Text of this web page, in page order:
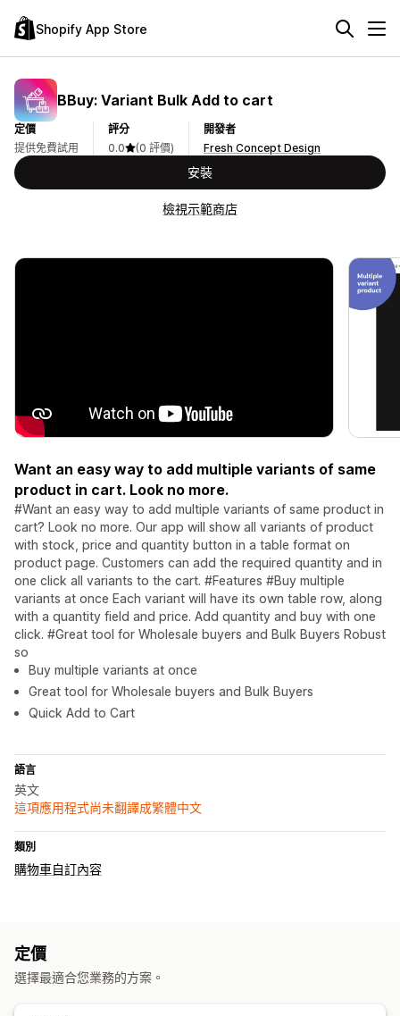
Shopify App Store
BBuy: Variant Bulk Add to cart
定價
提供免費試用
評分
0.0
(0 評價)
開發者
Fresh Concept Design
安裝
檢視示範商店
Want an easy way to add multiple variants of same
product in cart. Look no more.
#Want an easy way to add multiple variants of same product in
cart? Look no more. Our app will show all variants of product
with stock, price and quantity button in a table format on
product page. Customers can add the required quantity and in
one click all variants to the cart. #Features #Buy multiple
variants at once Each variant will have its own table row, along
with a quantity field and price. Add quantity and buy with one
click. #Great tool for Wholesale buyers and Bulk Buyers Robust
so
Buy multiple variants at once
Great tool for Wholesale buyers and Bulk Buyers
Quick Add to Cart
語言
英文
這項應用程式尚未翻譯成繁體中文
類別
購物車自訂內容
定價
選擇最適合您業務的方案。